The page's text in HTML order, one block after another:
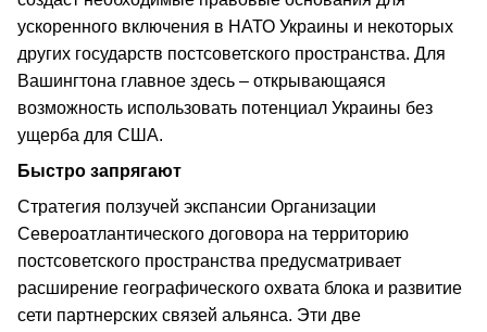
ускоренного включения в НАТО Украины и некоторых
других государств постсоветского пространства. Для
Вашингтона главное здесь – открывающаяся
возможность использовать потенциал Украины без
ущерба для США.
Быстро запрягают
Стратегия ползучей экспансии Организации
Североатлантического договора на территорию
постсоветского пространства предусматривает
расширение географического охвата блока и развитие
сети партнерских связей альянса. Эти две